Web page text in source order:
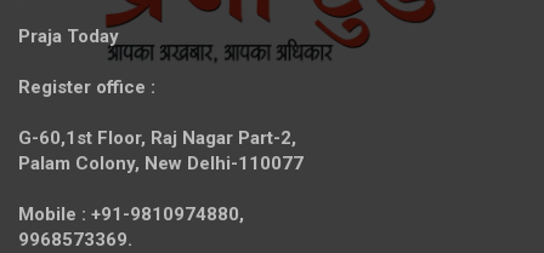
Praja Today
Register office :
G-60,1st Floor, Raj Nagar Part-2,
Palam Colony, New Delhi-110077
Mobile : +91-9810974880,
9968573369.